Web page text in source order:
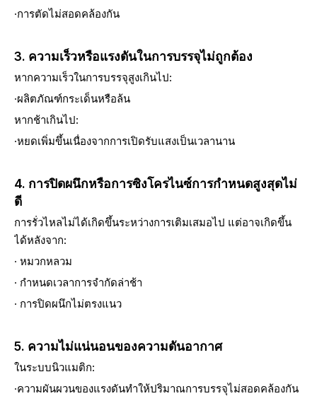
·การตัดไม่สอดคล้องกัน
3. ความเร็วหรือแรงดันในการบรรจุไม่ถูกต้อง
หากความเร็วในการบรรจุสูงเกินไป:
·ผลิตภัณฑ์กระเด็นหรือล้น
หากช้าเกินไป:
·หยดเพิ่มขึ้นเนื่องจากการเปิดรับแสงเป็นเวลานาน
4. การปิดผนึกหรือการซิงโครไนซ์การกำหนดสูงสุดไม่
ดี
การรั่วไหลไม่ได้เกิดขึ้นระหว่างการเติมเสมอไป แต่อาจเกิดขึ้น
ได้หลังจาก:
· หมวกหลวม
· กำหนดเวลาการจำกัดล่าช้า
· การปิดผนึกไม่ตรงแนว
5. ความไม่แน่นอนของความดันอากาศ
ในระบบนิวแมติก:
·ความผันผวนของแรงดันทำให้ปริมาณการบรรจุไม่สอดคล้องกัน